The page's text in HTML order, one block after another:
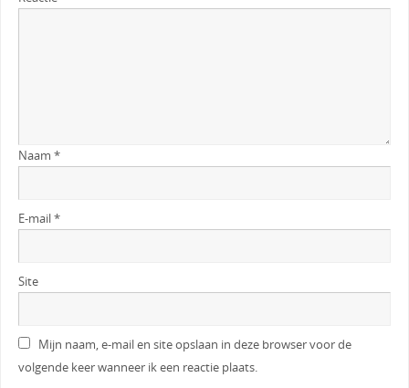
Naam *
E-mail*
Site
Mijn naam, e-mail en site opslaan in deze browser voor de
volgende keer wanneer ik een reactie plaats.